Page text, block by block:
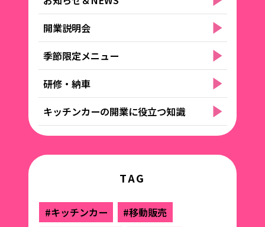
開業説明会
季節限定メニュー
研修・納車
キッチンカーの開業に役立つ知識
TAG
#キッチンカー
#移動販売